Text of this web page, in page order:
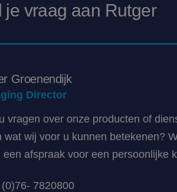
je vraag aan Rutger
Groenendijk
Director
vragen over onze producten of
wat wij voor u kunnen betekenen?
een afspraak voor een persoonlijke
7820800